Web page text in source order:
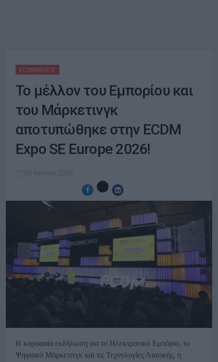
ECOMMERCE
Το μέλλον του Eμπορίου και
του Μάρκετινγκ
αποτυπώθηκε στην ECDM
Expo SE Europe 2026!
Η κορυφαία εκδήλωση για το Ηλεκτρονικό Εμπόριο, το
Ψηφιακό Μάρκετινγκ και τις Τεχνολογίες Λιανικής, η